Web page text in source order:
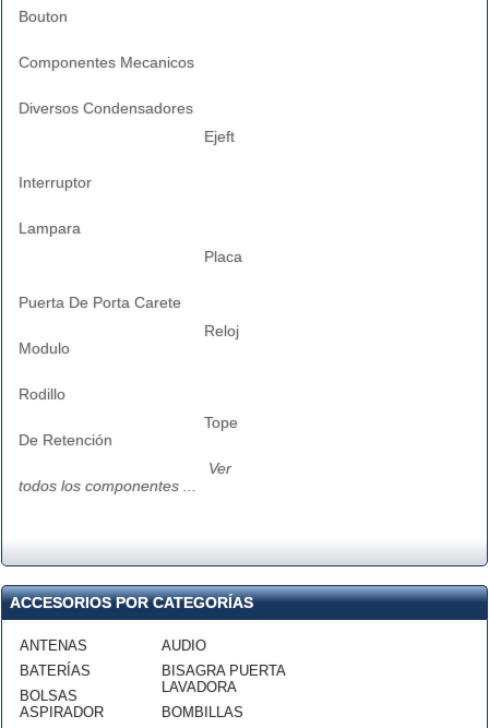
Bouton
Componentes Mecanicos
Diversos Condensadores
Ejeft
Interruptor
Lampara
Placa
Puerta De Porta Carete
Reloj
Modulo
Rodillo
Tope
De Retención
Ver
todos los componentes ...
ACCESORIOS POR CATEGORÍAS
ANTENAS
BATERÍAS
BOLSAS
ASPIRADOR
AUDIO
BISAGRA PUERTA
LAVADORA
BOMBILLAS